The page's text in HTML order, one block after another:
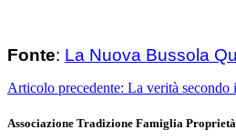
Fonte: La Nuova Bussola
Articolo precedente: La verità
Associazione Tradizione Famiglia Proprietà